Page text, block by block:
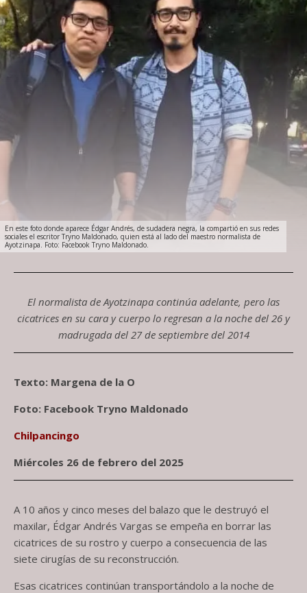
En este foto donde aparece Édgar Andrés, de sudadera negra, la compartió en sus redes
sociales el escritor Tryno Maldonado, quien está al lado del maestro normalista de
Ayotzinapa. Foto: Facebook Tryno Maldonado.
El normalista de Ayotzinapa continúa adelante, pero las
cicatrices en su cara y cuerpo lo regresan a la noche del 26 y
madrugada del 27 de septiembre del 2014
Texto: Margena de la O
Foto: Facebook Tryno Maldonado
Chilpancingo
Miércoles 26 de febrero del 2025
A 10 años y cinco meses del balazo que le destruyó el
maxilar, Édgar Andrés Vargas se empeña en borrar las
cicatrices de su rostro y cuerpo a consecuencia de las
siete cirugías de su reconstrucción.
Esas cicatrices continúan transportándolo a la noche de